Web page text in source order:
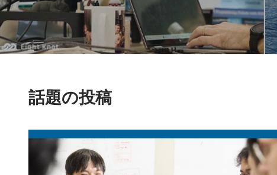
話題の投稿